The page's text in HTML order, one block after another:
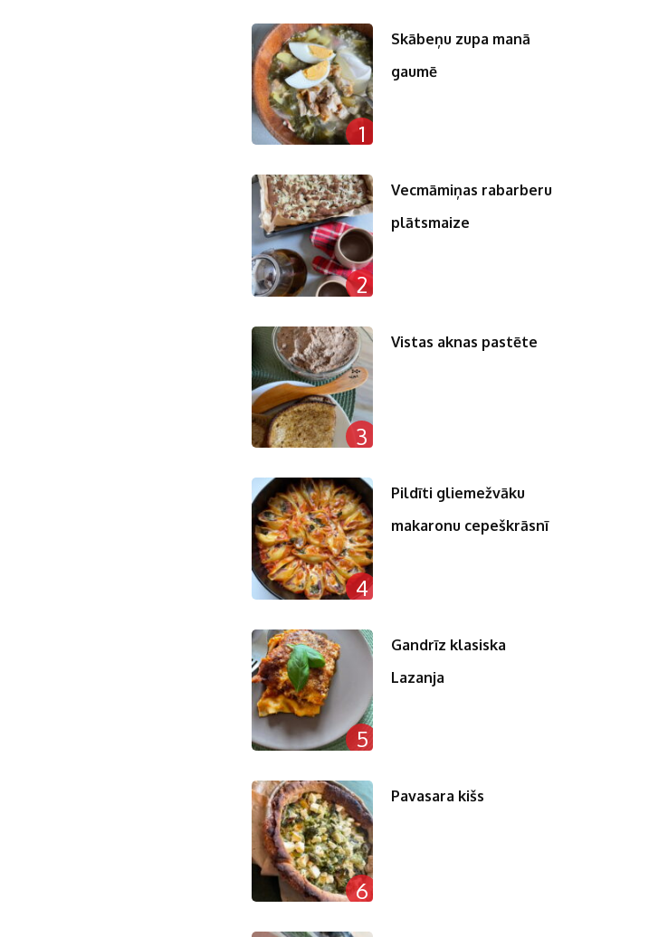
1
Skābeņu zupa manā
gaumē
2
Vecmāmiņas rabarberu
plātsmaize
3
Vistas aknas pastēte
4
Pildīti gliemežvāku
makaronu cepeškrāsnī
5
Gandrīz klasiska
Lazanja
6
Pavasara kišs